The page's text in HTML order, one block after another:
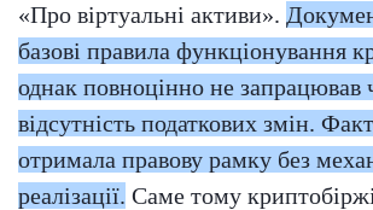
«Про віртуальні активи».
базові правила функціонування
однак повноцінно не запрацював
відсутність податкових змін.
отримала правову рамку без
реалізації. Саме тому